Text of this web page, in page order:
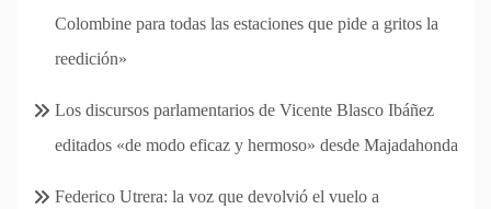
Colombine para todas las estaciones que pide a gritos la
reedición»
Los discursos parlamentarios de Vicente Blasco Ibáñez
editados «de modo eficaz y hermoso» desde Majadahonda
Federico Utrera: la voz que devolvió el vuelo a